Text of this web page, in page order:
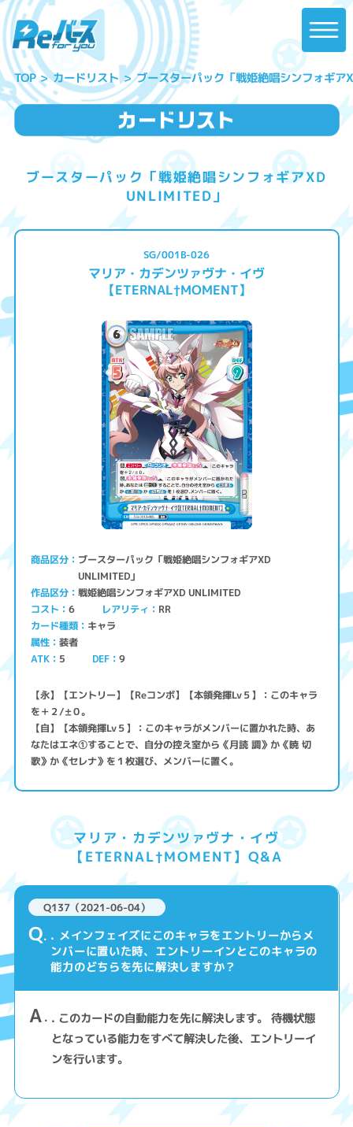
TOP カードリスト ブースターパック「戦姫絶唱シンフォギア
ブースターパック「戦姫絶唱シンフォギアXD
UNLIMITED」
SG/001B-026
マリア・カデンツァヴナ・イヴ
【ETERNAL†MOMENT】
商品区分 ブースターパック「戦姫絶唱シンフォギアXD
UNLIMITED」
作品区分 戦姫絶唱シンフォギアXD UNLIMITED
コスト 6 レアリティ RR
カード種類 キャラ
属性 装者
ATK 5 DEF 9
【永】【エントリー】【Reコンボ】【本領発揮Lv５】：このキャラ
を＋２/±０。
【自】【本領発揮Lv５】：このキャラがメンバーに置かれた時、あ
なたはエネ①することで、自分の控え室から《月読 調》か《暁 切
歌》か《セレナ》を１枚選び、メンバーに置く。
マリア・カデンツァヴナ・イヴ
【ETERNAL†MOMENT】Q&A
Q137（2021-06-04）
Q . メインフェイズにこのキャラをエントリーからメ
ンバーに置いた時、エントリーインとこのキャラの
能力のどちらを先に解決しますか？
A . このカードの自動能力を先に解決します。 待機状態
となっている能力をすべて解決した後、エントリーイ
ンを行います。